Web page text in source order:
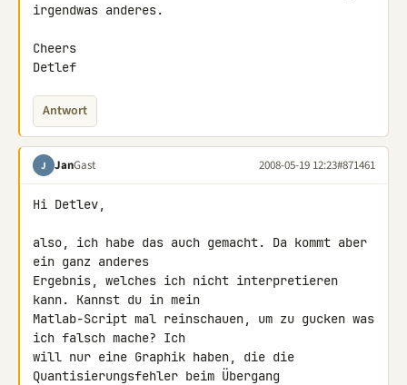
irgendwas anderes.
Cheers
Detlef
Antwort
J JanGast 2008-05-19 12:23#871461
Hi Detlev,
also, ich habe das auch gemacht. Da kommt aber
ein ganz anderes
Ergebnis, welches ich nicht interpretieren
kann. Kannst du in mein
Matlab-Script mal reinschauen, um zu gucken was
ich falsch mache? Ich
will nur eine Graphik haben, die die
Quantisierungsfehler beim Übergang